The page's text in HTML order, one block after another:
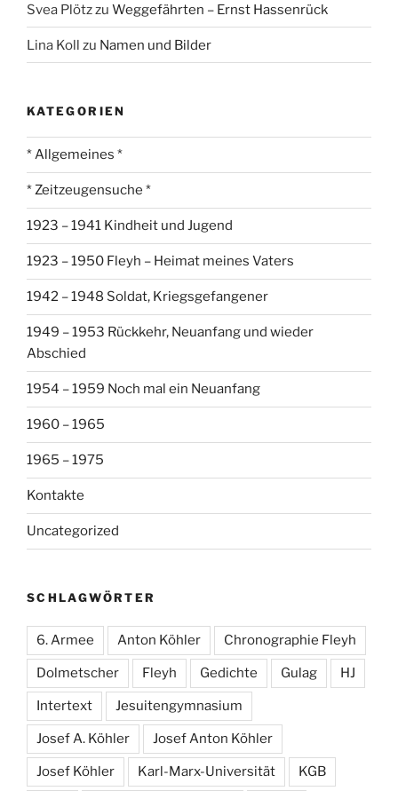
Svea Plötzzu Weggefährten – Ernst Hassenrück
Lina Koll zu Namen und Bilder
KATEGORIEN
* Allgemeines *
* Zeitzeugensuche *
1923 – 1941 Kindheit und Jugend
1923 – 1950 Fleyh – Heimat meines Vaters
1942 – 1948 Soldat, Kriegsgefangener
1949 – 1953 Rückkehr, Neuanfang und wieder
Abschied
1954 – 1959 Noch mal ein Neuanfang
1960 – 1965
1965 – 1975
Kontakte
Uncategorized
SCHLAGWÖRTER
6. Armee Anton Köhler Chronographie Fleyh
Dolmetscher Fleyh Gedichte Gulag HJ
Intertext Jesuitengymnasium
Josef A. Köhler Josef Anton Köhler
Josef Köhler Karl-Marx-Universität KGB